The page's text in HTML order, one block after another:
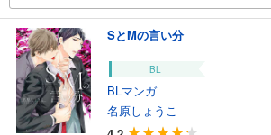
SとMの言い分
BL
BLマンガ
名原しょうこ